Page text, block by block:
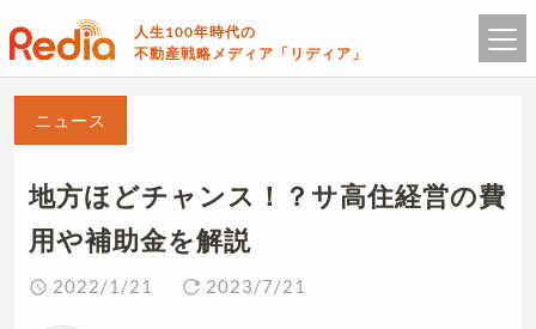
人生100年時代の
不動産戦略メディア「リディア」
ニュース
地方ほどチャンス！？サ高住経営の費
用や補助金を解説
2022/1/21 2023/7/21